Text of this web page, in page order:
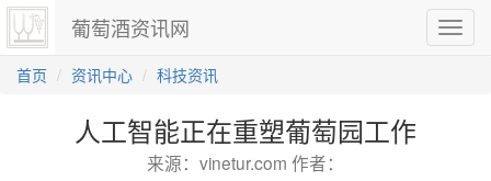
切
换
葡萄酒资讯网
首页 资讯中心 科技资讯
人工智能正在重塑葡萄园工作
来源：vinetur.com 作者：